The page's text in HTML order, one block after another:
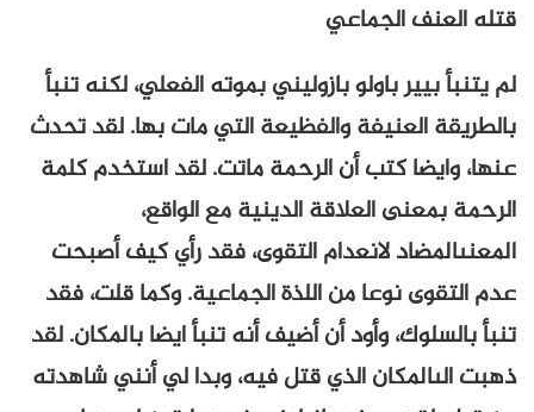
قتله العنف الجماعي
لم يتنبأ بيير باولو بازوليني بموته الفعلي، لكنه تنبأ
بالطريقة العنيفة والفظيعة التي مات بها. لقد تحدث
عنها، وايضا كتب أن الرحمة ماتت. لقد استخدم كلمة
الرحمة بمعنى العلاقة الدينية مع الواقع،
المعنىالمضاد لانعدام التقوى، فقد رأي كيف أصبحت
عدم التقوى نوعا من اللذة الجماعية. وكما قلت، فقد
تنبأ بالسلوك، وأود أن أضيف أنه تنبأ ايضا بالمكان. لقد
ذهبت الىالمكان الذي قتل فيه، وبدا لي أنني شاهدته